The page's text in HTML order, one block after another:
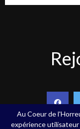
Au Coeur de
expérience utilisateur